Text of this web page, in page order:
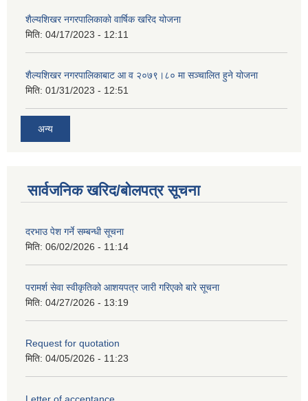
शैल्यशिखर नगरपालिकाको वार्षिक खरिद योजना
मिति: 04/17/2023 - 12:11
शैल्यशिखर नगरपालिकाबाट आ व २०७९।८० मा सञ्चालित हुने योजना
मिति: 01/31/2023 - 12:51
अन्य
सार्वजनिक खरिद/बोलपत्र सूचना
दरभाउ पेश गर्ने सम्बन्धी सूचना
मिति: 06/02/2026 - 11:14
परामर्श सेवा स्वीकृतिको आशयपत्र जारी गरिएको बारे सूचना
मिति: 04/27/2026 - 13:19
Request for quotation
मिति: 04/05/2026 - 11:23